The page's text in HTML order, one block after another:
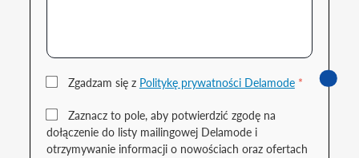
Zgadzam się z Politykę prywatności Delamode *
Zaznacz to pole, aby potwierdzić zgodę na
dołączenie do listy mailingowej Delamode i
otrzymywanie informacji o nowościach oraz ofertach